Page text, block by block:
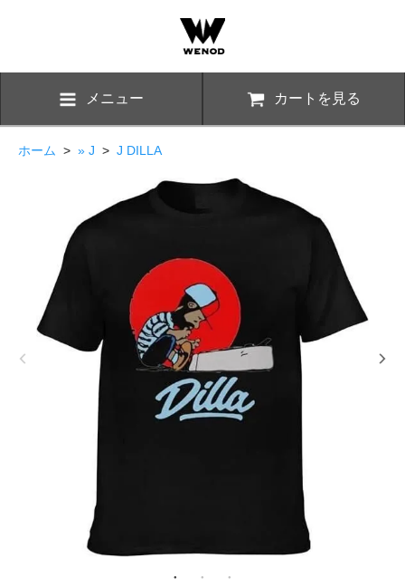
メニュー カートを見る
ホーム > » J > J DILLA